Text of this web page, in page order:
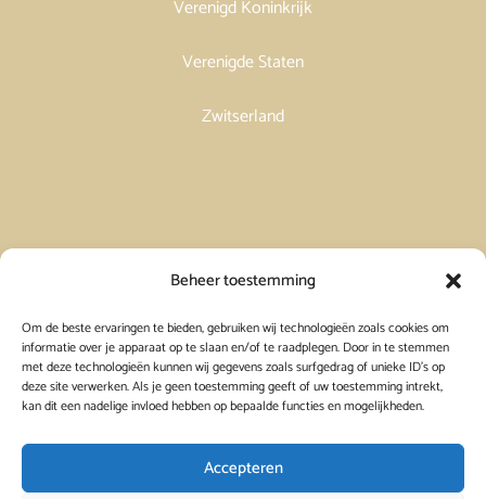
Beheer toestemming
Om de beste ervaringen te bieden, gebruiken wij technologieën zoals cookies om
informatie over je apparaat op te slaan en/of te raadplegen. Door in te stemmen
met deze technologieën kunnen wij gegevens zoals surfgedrag of unieke ID's op
deze site verwerken. Als je geen toestemming geeft of uw toestemming intrekt,
kan dit een nadelige invloed hebben op bepaalde functies en mogelijkheden.
Accepteren
Verenigd Koninkrijk
Verenigde Staten
Zwitserland
Vakantiehuis in Frankrijk huren
Vakantiehuis in Griekenland huren